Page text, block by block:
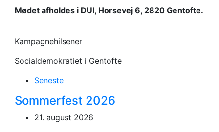
Mødet afholdes i DUI, Horsevej 6, 2820 Gentofte.
Kampagnehilsener
Socialdemokratiet i Gentofte
Seneste
Sommerfest 2026
21. august 2026